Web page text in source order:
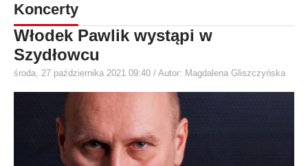
Koncerty
Włodek Pawlik wystąpi w
Szydłowcu
środa, 27 października 2021 09:40 / Autor: Magdalena Gliszczyńska